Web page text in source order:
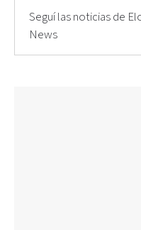
Seguí las noticias de
News